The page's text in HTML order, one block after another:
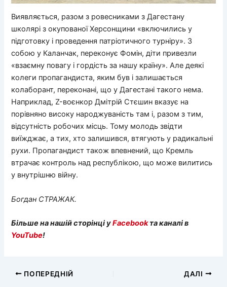
Виявляється, разом з ровесниками з Дагестану
школярі з окупованої Херсонщини «включились у
підготовку і проведення патріотичного турніру». З
собою у Каланчак, переконує Фомін, діти привезли
«взаємну повагу і гордість за нашу країну». Але деякі
колеги пропагандиста, яким був і залишається
колаборант, переконані, що у Дагестані такого нема.
Наприклад, Z-воєнкор Дмітрій Стєшин вказує на
порівняно високу народжуваність там і, разом з тим,
відсутність робочих місць. Тому молодь звідти
виїжджає, а тих, хто залишився, втягують у радикальні
рухи. Пропагандист також впевнений, що Кремль
втрачає контроль над республікою, що може вилитись
у внутрішню війну.
Богдан СТРАЖАК.
Більше на нашій сторінці уFacebookта каналі в
YouTube!
ПОПЕРЕДНІЙ ДАЛІ